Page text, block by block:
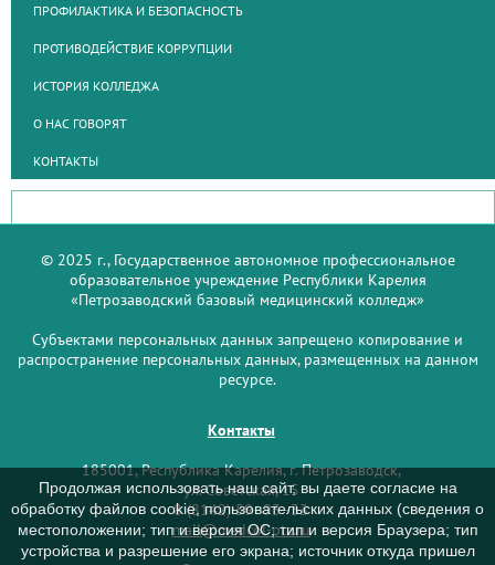
ПРОФИЛАКТИКА И БЕЗОПАСНОСТЬ
ПРОТИВОДЕЙСТВИЕ КОРРУПЦИИ
ИСТОРИЯ КОЛЛЕДЖА
О НАС ГОВОРЯТ
КОНТАКТЫ
© 2025 г., Государственное автономное профессиональное
образовательное учреждение Республики Карелия
«Петрозаводский базовый медицинский колледж»
Субъектами персональных данных запрещено копирование и
распространение персональных данных, размещенных на данном
ресурсе.
Контакты
185001, Республика Карелия, г. Петрозаводск,
ул. Советская, 15
8 (8142) 59–93–33
mail@medcol-ptz.ru
Продолжая использовать наш сайт, вы даете согласие на
обработку файлов cookie, пользовательских данных (сведения о
местоположении; тип и версия ОС; тип и версия Браузера; тип
устройства и разрешение его экрана; источник откуда пришел